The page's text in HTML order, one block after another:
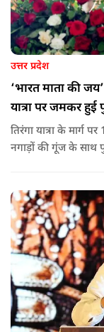
उत्तर प्रदेश
‘भारत माता की
यात्रा पर जमकर हुई
तिरंगा यात्रा के मार्ग
नगाड़ों की गूंज के साथ